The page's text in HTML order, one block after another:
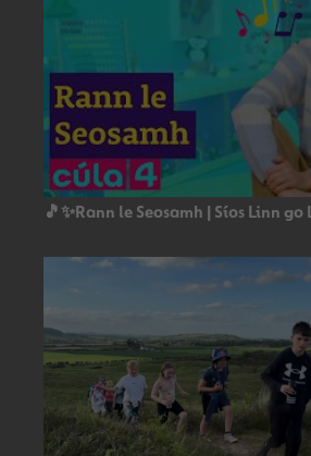
🎵✨Rann le Seosamh | Síos Linn go